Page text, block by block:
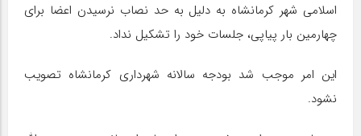
اسلامی شهر کرمانشاه به دلیل به حد نصاب نرسیدن اعضا برای
چهارمین بار پیاپی، جلسات خود را تشکیل نداد.
این امر موجب شد بودجه سالانه شهرداری کرمانشاه تصویب
نشود.